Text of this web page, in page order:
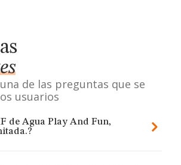
de las preguntas que se
usuarios
de Agua Play And Fun,